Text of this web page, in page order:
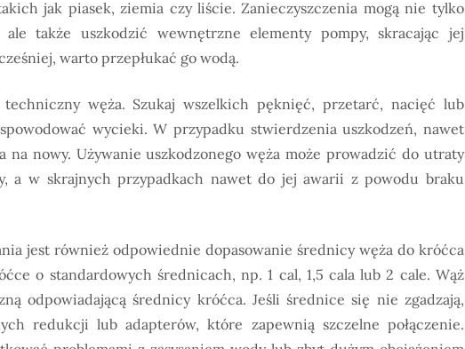
jak piasek, ziemia czy liście. Zanieczyszczenia mogą nie tylko
ale także uszkodzić wewnętrzne elementy pompy, skracając jej
warto przepłukać go wodą.
węża. Szukaj wszelkich pęknięć, przetarć, nacięć lub
wycieki. W przypadku stwierdzenia uszkodzeń, nawet
na nowy. Używanie uszkodzonego węża może prowadzić do utraty
a w skrajnych przypadkach nawet do jej awarii z powodu braku
jest również odpowiednie dopasowanie średnicy węża do króćca
o standardowych średnicach, np. 1 cal, 1,5 cala lub 2 cale. Wąż
odpowiadającą średnicy króćca. Jeśli średnice się nie zgadzają,
redukcji lub adapterów, które zapewnią szczelne połączenie.